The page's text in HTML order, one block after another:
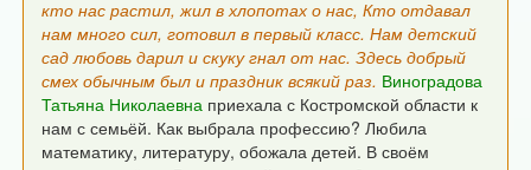
кто нас растил, жил в хлопотах о нас, Кто отдавал
нам много сил, готовил в первый класс. Нам детский
сад любовь дарил и скуку гнал от нас. Здесь добрый
смех обычным был и праздник всякий раз. Виноградова
Татьяна Николаевна приехала с Костромской области к
нам с семьёй. Как выбрала профессию? Любила
математику, литературу, обожала детей. В своём